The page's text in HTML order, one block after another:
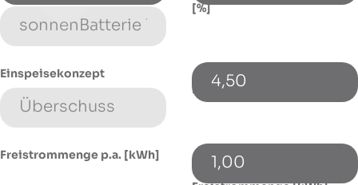
Einspeisekonzept
Freistrommenge p.a. [kWh]
[%]
4,50
Fremdkapitalzinssatz [%]
1,00
Ungenutzte